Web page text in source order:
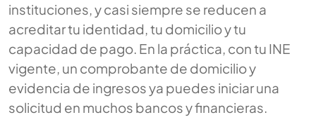
instituciones, y casi siempre se reducen a
acreditar tu identidad, tu domicilio y tu
capacidad de pago. En la práctica, con tu INE
vigente, un comprobante de domicilio y
evidencia de ingresos ya puedes iniciar una
solicitud en muchos bancos y financieras.